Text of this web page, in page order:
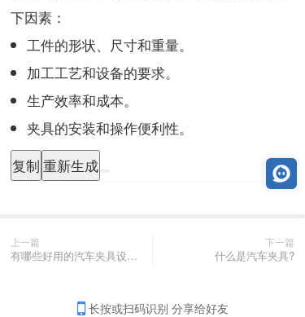
下因素：
工件的形状、尺寸和重量。
加工工艺和设备的要求。
生产效率和成本。
夹具的安装和操作便利性。
复制 重新生成
上一篇
有哪些好用的汽车夹具设计软件？
下一篇
什么是汽车夹具?
长按或扫码识别 分享给好友